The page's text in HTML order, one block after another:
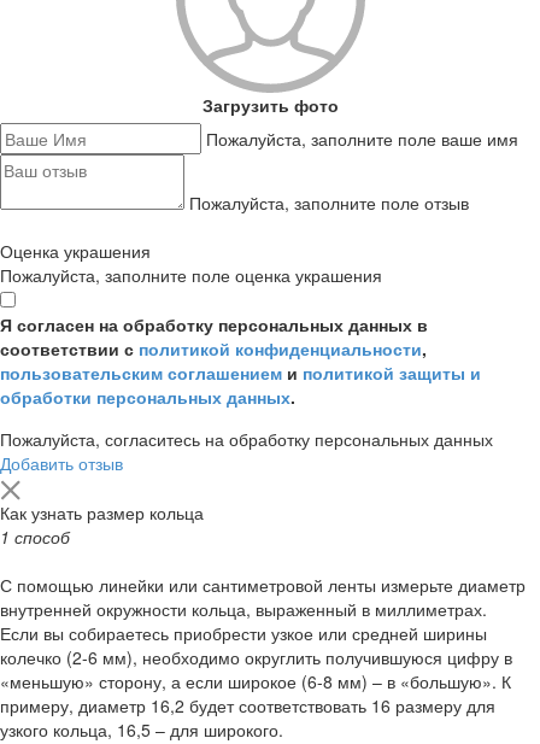
Загрузить фото
Пожалуйста, заполните поле ваше имя
Пожалуйста, заполните поле отзыв
Оценка украшения
Пожалуйста, заполните поле оценка украшения
Я согласен на обработку персональных данных в
соответствии с политикой конфиденциальности,
пользовательским соглашением и политикой защиты и
обработки персональных данных.
Пожалуйста, согласитесь на обработку персональных данных
Добавить отзыв
Как узнать размер кольца
1 способ
С помощью линейки или сантиметровой ленты измерьте диаметр
внутренней окружности кольца, выраженный в миллиметрах.
Если вы собираетесь приобрести узкое или средней ширины
колечко (2-6 мм), необходимо округлить получившуюся цифру в
«меньшую» сторону, а если широкое (6-8 мм) – в «большую». К
примеру, диаметр 16,2 будет соответствовать 16 размеру для
узкого кольца, 16,5 – для широкого.